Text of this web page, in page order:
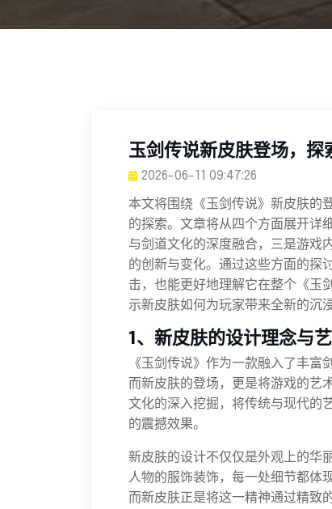
玉剑传说新皮肤登场，探
2026-06-11 09:47:26
本文将围绕《玉剑传说》新皮肤的
的探索。文章将从四个方面展开详
与剑道文化的深度融合，三是游戏
的创新与变化。通过这些方面的探
击，也能更好地理解它在整个《玉
示新皮肤如何为玩家带来全新的沉
1、新皮肤的设计理念与
《玉剑传说》作为一款融入了丰富
而新皮肤的登场，更是将游戏的艺
文化的深入挖掘，将传统与现代的
的震撼效果。
新皮肤的设计不仅仅是外观上的华
人物的服饰装饰，每一处细节都体
而新皮肤正是将这一精神通过精致